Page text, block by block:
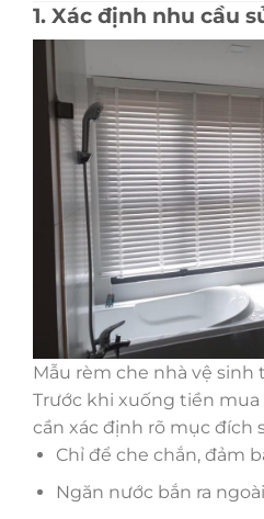
1. Xác định nhu cầu
Mẫu rèm che nhà vệ sinh
Trước khi xuống tiền
cần xác định rõ mục đích
Chỉ để che chắn, đảm
Ngăn nước bắn ra